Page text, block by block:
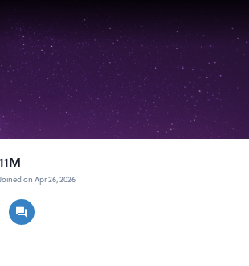
11M
Joined on Apr 26, 2026